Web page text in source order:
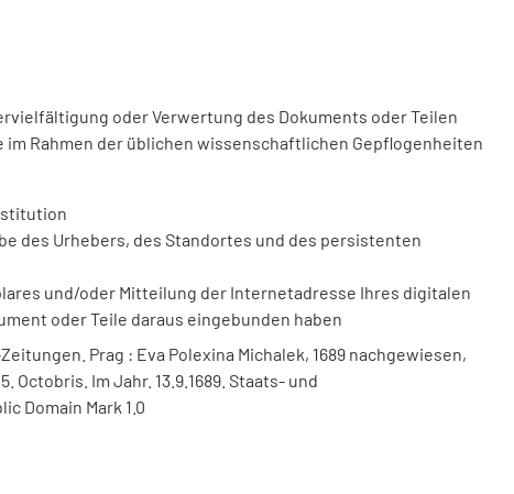
oder Verwertung des Dokuments oder Teilen
im Rahmen der üblichen wissenschaftlichen Gepflogenheiten
des Urhebers, des Standortes und des persistenten
und/oder Mitteilung der Internetadresse Ihres digitalen
oder Teile daraus eingebunden haben
Prag : Eva Polexina Michalek, 1689 nachgewiesen,
5. Octobris. Im Jahr. 13.9.1689. Staats- und
Domain Mark 1.0